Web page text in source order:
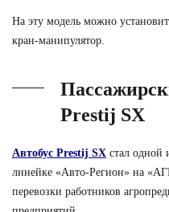
На эту модель можно
кран-манипулятор.
Prestij SX
Автобус Prestij SX стал одной
линейке «Авто-Регион» на
перевозки работников